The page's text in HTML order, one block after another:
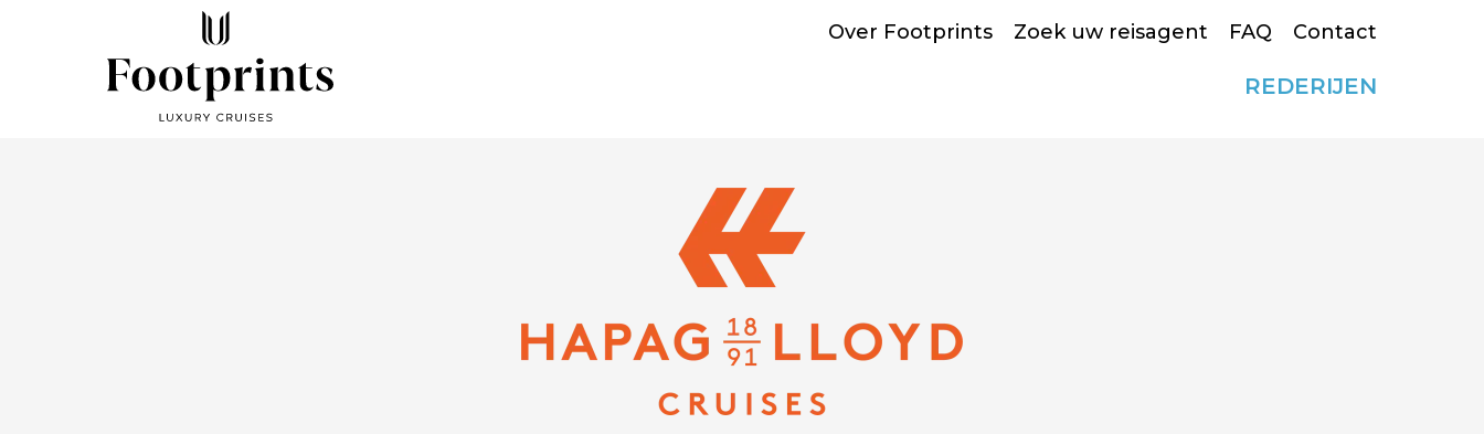
Over Footprints Zoek uw reisagent FAQ Contact
REDERIJEN